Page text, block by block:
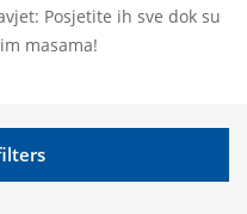
Posjetite ih sve dok su
masama!